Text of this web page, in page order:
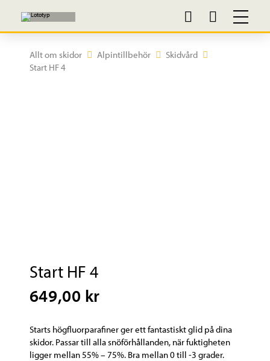
Allt om skidor Alpintillbehör
Skidvård
Start HF 4
Start HF 4
649,00 kr
Starts högfluorparafiner ger ett fantastiskt glid på dina
skidor. Passar till alla snöförhållanden, när fuktigheten
ligger mellan 55% – 75%. Bra mellan 0 till -3 grader.